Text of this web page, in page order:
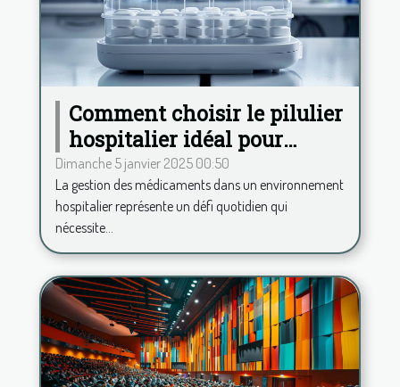
Comment choisir le pilulier
hospitalier idéal pour
améliorer la gestion des
médicaments
Dimanche 5 janvier 2025 00:50
La gestion des médicaments dans un environnement
hospitalier représente un défi quotidien qui
nécessite...